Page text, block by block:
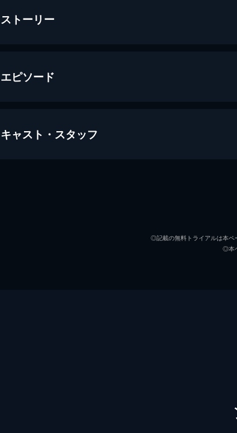
ストーリー
エピソード
異世界でチート能力を手にした俺は、現実世界
キャスト・スタッフ
レク
アカツ
◎記載の無料トライアルは本ペ
◎本